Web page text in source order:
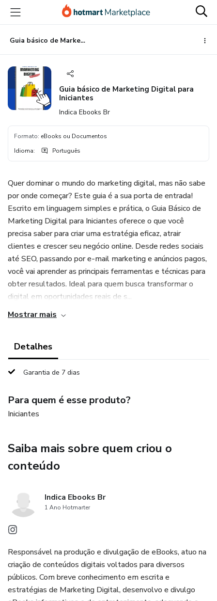
para
conteúdo
principal
para
pagamento
para
rodapé
Guia básico de Marketing Digital para Iniciantes
Guia básico de Marketing Digital para
Iniciantes
Indica Ebooks Br
Formato: eBooks ou Documentos
Idioma: Português
Quer dominar o mundo do marketing digital, mas não sabe
por onde começar? Este guia é a sua porta de entrada!
Escrito em linguagem simples e prática, o Guia Básico de
Marketing Digital para Iniciantes oferece o que você
precisa saber para criar uma estratégia eficaz, atrair
clientes e crescer seu negócio online. Desde redes sociais
até SEO, passando por e-mail marketing e anúncios pagos,
você vai aprender as principais ferramentas e técnicas para
obter resultados. Ideal para quem busca transformar o
digital em oportunidades reais de s...
Mostrar mais
Detalhes
Garantia de 7 dias
Para quem é esse produto?
Iniciantes
Saiba mais sobre quem criou o
conteúdo
Indica Ebooks Br
1 Ano Hotmarter
Responsável na produção e divulgação de eBooks, atuo na
criação de conteúdos digitais voltados para diversos
públicos. Com breve conhecimento em escrita e
estratégias de Marketing Digital, desenvolvo e divulgo